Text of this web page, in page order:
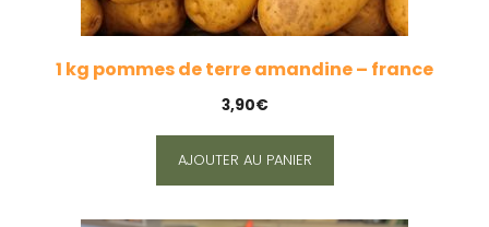
1 kg pommes de terre amandine – france
3,90€
AJOUTER AU PANIER